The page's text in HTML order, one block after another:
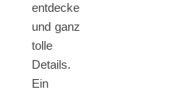
entdecken
und ganz
tolle
Details.
Ein